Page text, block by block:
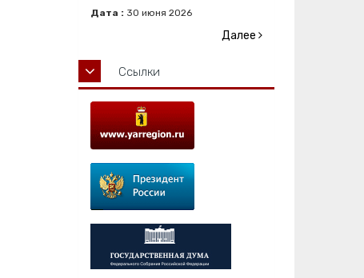
Дата : 30 июня 2026
Далее
Ссылки